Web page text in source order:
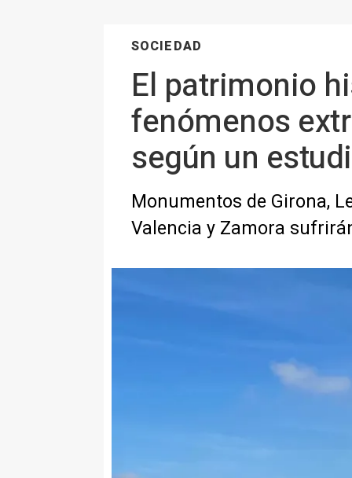
SOCIEDAD
El patrimonio
fenómenos
según un
Monumentos de Girona,
Valencia y Zamora